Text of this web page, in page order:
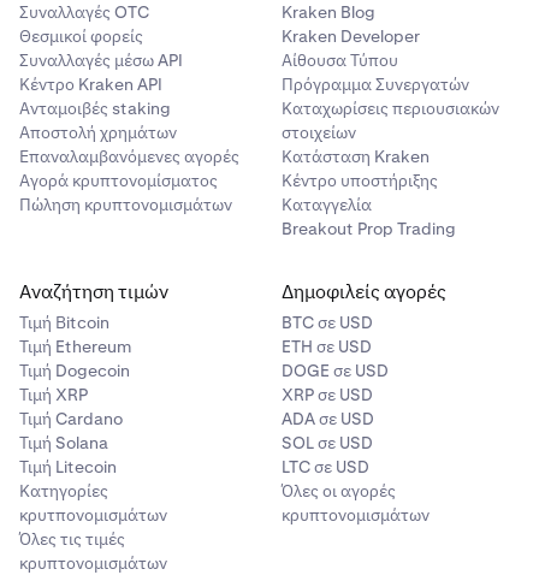
Συναλλαγές OTC
Θεσμικοί φορείς
Συναλλαγές μέσω API
Κέντρο Kraken API
Ανταμοιβές staking
Αποστολή χρημάτων
Επαναλαμβανόμενες αγορές
Αγορά κρυπτονομίσματος
Πώληση κρυπτονομισμάτων
Kraken Blog
Kraken Developer
Αίθουσα Τύπου
Πρόγραμμα Συνεργατών
Καταχωρίσεις περιουσιακών
στοιχείων
Κατάσταση Kraken
Κέντρο υποστήριξης
Καταγγελία
Breakout Prop Trading
Αναζήτηση τιμών
Τιμή Βitcoin
Τιμή Ethereum
Τιμή Dogecoin
Τιμή XRP
Τιμή Cardano
Τιμή Solana
Τιμή Litecoin
Κατηγορίες
κρυτπονομισμάτων
Όλες τις τιμές
κρυπτονομισμάτων
Δημοφιλείς αγορές
BTC σε USD
ETH σε USD
DOGE σε USD
XRP σε USD
ADA σε USD
SOL σε USD
LTC σε USD
Όλες οι αγορές
κρυπτονομισμάτων